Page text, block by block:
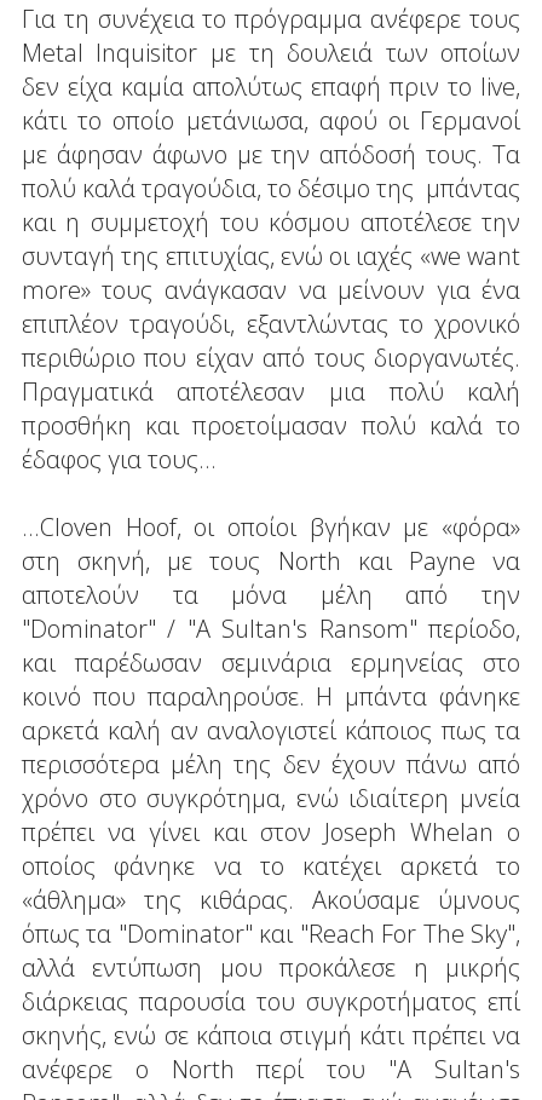
Για τη συνέχεια το πρόγραμμα ανέφερε τους
Metal Inquisitor με τη δουλειά των οποίων
δεν είχα καμία απολύτως επαφή πριν το live,
κάτι το οποίο μετάνιωσα, αφού οι Γερμανοί
με άφησαν άφωνο με την απόδοσή τους. Τα
πολύ καλά τραγούδια, το δέσιμο της μπάντας
και η συμμετοχή του κόσμου αποτέλεσε την
συνταγή της επιτυχίας, ενώ οι ιαχές «we want
more» τους ανάγκασαν να μείνουν για ένα
επιπλέον τραγούδι, εξαντλώντας το χρονικό
περιθώριο που είχαν από τους διοργανωτές.
Πραγματικά αποτέλεσαν μια πολύ καλή
προσθήκη και προετοίμασαν πολύ καλά το
έδαφος για τους...
...Cloven Hoof, οι οποίοι βγήκαν με «φόρα»
στη σκηνή, με τους North και Payne να
αποτελούν τα μόνα μέλη από την
"Dominator" / "A Sultan's Ransom" περίοδο,
και παρέδωσαν σεμινάρια ερμηνείας στο
κοινό που παραληρούσε. Η μπάντα φάνηκε
αρκετά καλή αν αναλογιστεί κάποιος πως τα
περισσότερα μέλη της δεν έχουν πάνω από
χρόνο στο συγκρότημα, ενώ ιδιαίτερη μνεία
πρέπει να γίνει και στον Joseph Whelan ο
οποίος φάνηκε να το κατέχει αρκετά το
«άθλημα» της κιθάρας. Ακούσαμε ύμνους
όπως τα "Dominator" και "Reach For The Sky",
αλλά εντύπωση μου προκάλεσε η μικρής
διάρκειας παρουσία του συγκροτήματος επί
σκηνής, ενώ σε κάποια στιγμή κάτι πρέπει να
ανέφερε ο North περί του "A Sultan's